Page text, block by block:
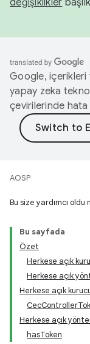
değişiklikler
Google, içerikleri
yapay zeka
çevirilerinde hata
AOSP
Bu size yardımcı oldu
Bu sayfada
Özet
Herkese açık
Herkese açık
Herkese açık
Herkese açık
hasToken